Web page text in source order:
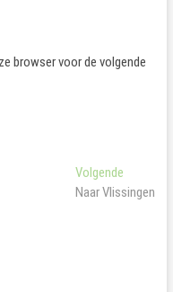
browser voor de volgende
Volgende
bericht:
Naar Vlissingen